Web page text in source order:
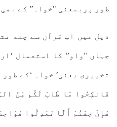
طور پربمعنی "خواہ” کے بھی
ذیل میں اب قرآن سے چند
جہاں "واو” کا استعمال
تخییری یعنی’ خواہ ‘کے طور
فَانكِحُوا مَا طَابَ لَكُم مِّنَ
فَإِنْ خِفْتُمْ أَلَّا تَعْدِلُوا